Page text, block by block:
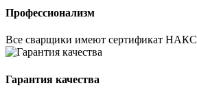
Профессионализм
Все сварщики имеют сертификат НАКС
Гарантия качества